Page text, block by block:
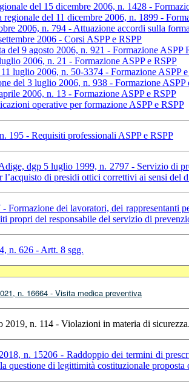
del 15 dicembre 2006, n. 1428 -
del 11 dicembre 2006, n. 1899 -
2006, n. 794 - Attuazione accordi sulla
2006 - Corsi ASPP e RSPP
del 9 agosto 2006, n. 921 - Formazione ASPP
2006, n. 21 - Formazione ASPP e RSPP
luglio 2006, n. 50-3374 - Formazione ASPP
del 3 luglio 2006, n. 938 - Formazione ASPP
2006, n. 13 - Formazione ASPP e RSPP
operative per formazione ASPP e RSPP
195 - Requisiti professionali ASPP e RSPP
dgp 5 luglio 1999, n. 2797 - Servizio di
di presidi ottici correttivi ai sensi del
Formazione dei lavoratori, dei rappresentanti
propri del responsabile del servizio di
n. 626 - Artt. 8 sgg.
n. 16664 - Visita medica preventiva
2019, n. 114 - Violazioni in materia di
n. 15206 - Raddoppio dei termini di
questione di legittimità costituzionale proposta